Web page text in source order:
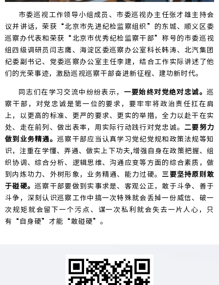
市委巡视工作领导小组成员、市委巡视办主任张才雄主持会
议并讲话，荣获“北京市先进纪检监察组织”的东城、顺义区委
巡察办代表和荣获“北京市优秀纪检监察干部”称号的市委巡视
组四级调研员闫志鹰、海淀区委巡察办公室科长韩涛、北汽集团
纪委副书记、党委巡察办公室主任李建，结合工作实际讲述了他
们的光荣事迹，激励巡视巡察干部奋进新征程、建功新时代。
同志们在学习交流中纷纷表示， 一要始终对党绝对忠诚。巡
察干部，对党忠诚是第一位的要求，要牢牢将政治责任扛在肩
上，以更高的标准、更严的要求、更实的举措，全力以赴干在实
处、走在前列、做出表率，用实际行动践行对党忠诚。二要努力
做到业务精通。巡察干部应当认真学习党纪党规和政策法规等知
识，注重在学懂、弄通、做实上下功夫,增强自身在政策把握、组
织协调、综合分析、逻辑思维、沟通应变等方面的综合素质，做
到内炼功力、外树形象，业务精通、能力过硬。 三要坚持原则敢
于碰硬。巡察干部要做到实事求是、客观公正，敢于斗争、善于
斗争，深刻认识巡察工作中搞一次特殊就会丢掉一份威信、破一
次规矩就会留下一个污点、谋一次私利就会失去一片人心，只
有“自身硬”才能“敢碰硬”。